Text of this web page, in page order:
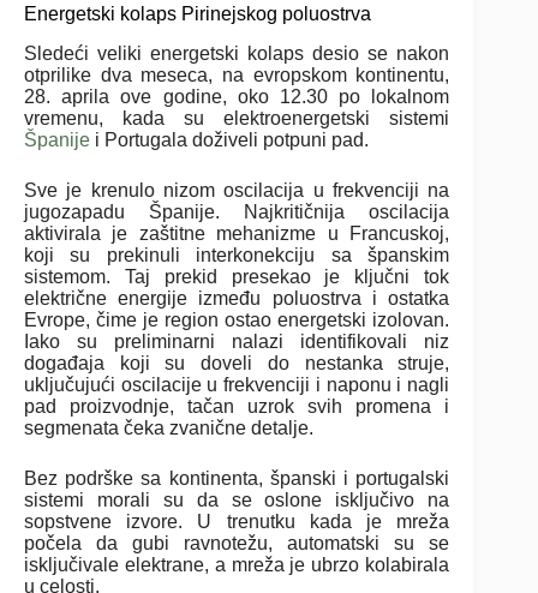
Energetski kolaps Pirinejskog poluostrva
Sledeći veliki energetski kolaps desio se nakon
otprilike dva meseca, na evropskom kontinentu,
28. aprila ove godine, oko 12.30 po lokalnom
vremenu, kada su elektroenergetski sistemi
Španije i Portugala doživeli potpuni pad.
Sve je krenulo nizom oscilacija u frekvenciji na
jugozapadu Španije. Najkritičnija oscilacija
aktivirala je zaštitne mehanizme u Francuskoj,
koji su prekinuli interkonekciju sa španskim
sistemom. Taj prekid presekao je ključni tok
električne energije između poluostrva i ostatka
Evrope, čime je region ostao energetski izolovan.
Iako su preliminarni nalazi identifikovali niz
događaja koji su doveli do nestanka struje,
uključujući oscilacije u frekvenciji i naponu i nagli
pad proizvodnje, tačan uzrok svih promena i
segmenata čeka zvanične detalje.
Bez podrške sa kontinenta, španski i portugalski
sistemi morali su da se oslone isključivo na
sopstvene izvore. U trenutku kada je mreža
počela da gubi ravnotežu, automatski su se
isključivale elektrane, a mreža je ubrzo kolabirala
u celosti.